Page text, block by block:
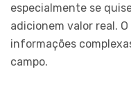
especialmente se
adicionem valor real.
informações
campo.